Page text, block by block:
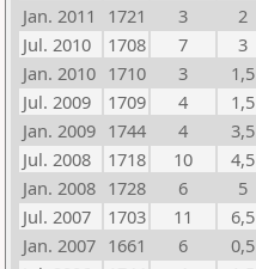
Jan. 2011
1721 3
2
Jul. 2010
1708 7
3
Jan. 2010 1710 3
1,5
Jul. 2009
1709 4
1,5
Jan. 2009 1744 4
3,5
Jul. 2008
1718 10
4,5
Jan. 2008 1728 6
5
Jul. 2007
1703 11
6,5
Jan. 2007 1661 6
0,5